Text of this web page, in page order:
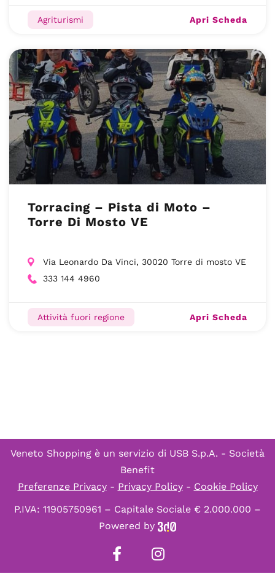
Agriturismi Apri Scheda
Torracing – Pista di Moto –
Torre Di Mosto VE
Via Leonardo Da Vinci, 30020 Torre di mosto VE
333 144 4960
Attività fuori regione Apri Scheda
Veneto Shopping è un servizio di USB S.p.A. - Società
Benefit
Preferenze Privacy- Privacy Policy- Cookie Policy
P.IVA: 11905750961 – Capitale Sociale € 2.000.000 –
Powered by